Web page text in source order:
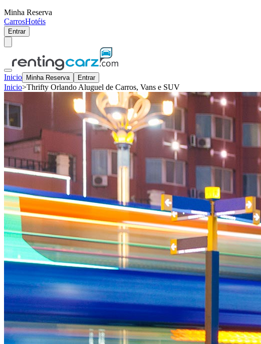
Minha Reserva
CarrosHotéis
Entrar
Inicio Minha Reserva Entrar
Inicio>Thrifty Orlando Aluguel de Carros, Vans e SUV